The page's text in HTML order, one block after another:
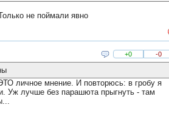
не поймали явно
+0 -0
личное мнение. И повторюсь: в гробу я
Уж лучше без парашюта прыгнуть - там